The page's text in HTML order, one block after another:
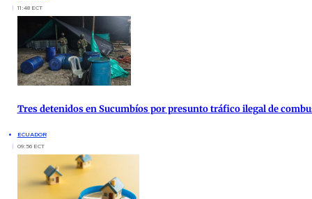
11:48 ECT
Tres detenidos en Sucumbíos por presunto tráfico ilegal de
ECUADOR
09:56 ECT